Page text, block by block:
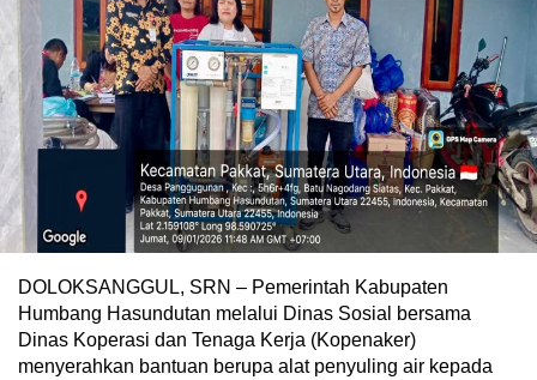
DOLOKSANGGUL, SRN – Pemerintah Kabupaten
Humbang Hasundutan melalui Dinas Sosial bersama
Dinas Koperasi dan Tenaga Kerja (Kopenaker)
menyerahkan bantuan berupa alat penyuling air kepada